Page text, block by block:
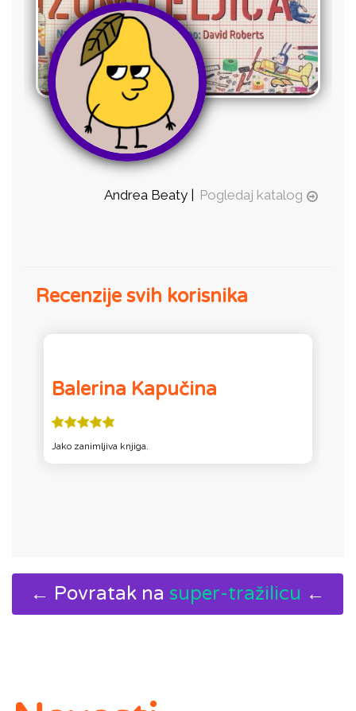
Andrea Beaty | Pogledaj katalog
Recenzije svih korisnika
Balerina Kapučina
Jako zanimljiva knjiga.
← Povratak na super-tražilicu ←